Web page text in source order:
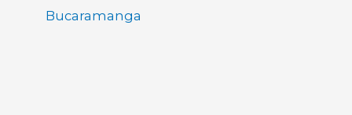
Bucaramanga